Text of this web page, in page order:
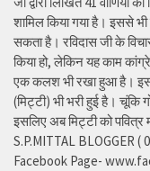
शामिल किया गया है। इससे भी
सकता है। रविदास जी के
किया हो, लेकिन यह काम
एक कलश भी रखा हुआ है। इस
(मिट्टी) भी भरी हुई है। चूंकि
इसलिए अब मिट्टी को पवित्र
S.P.MITTAL BLOGGER
Facebook Page-